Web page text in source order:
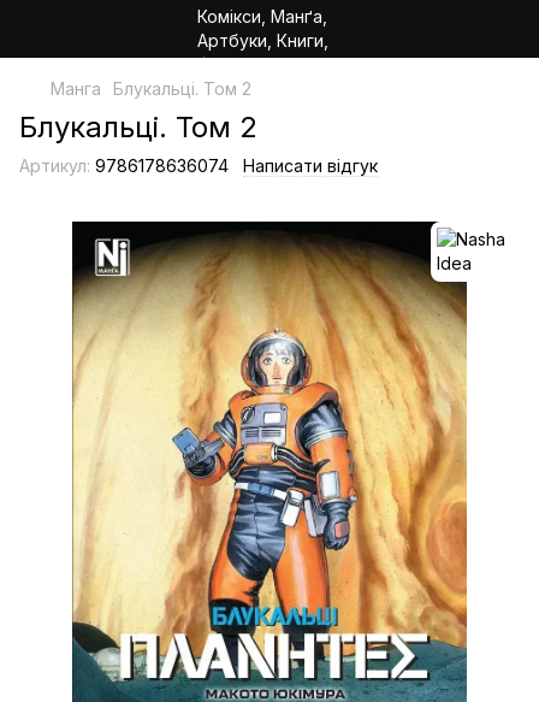
Манга Блукальці. Том 2
Блукальці. Том 2
Артикул: 9786178636074 Написати відгук